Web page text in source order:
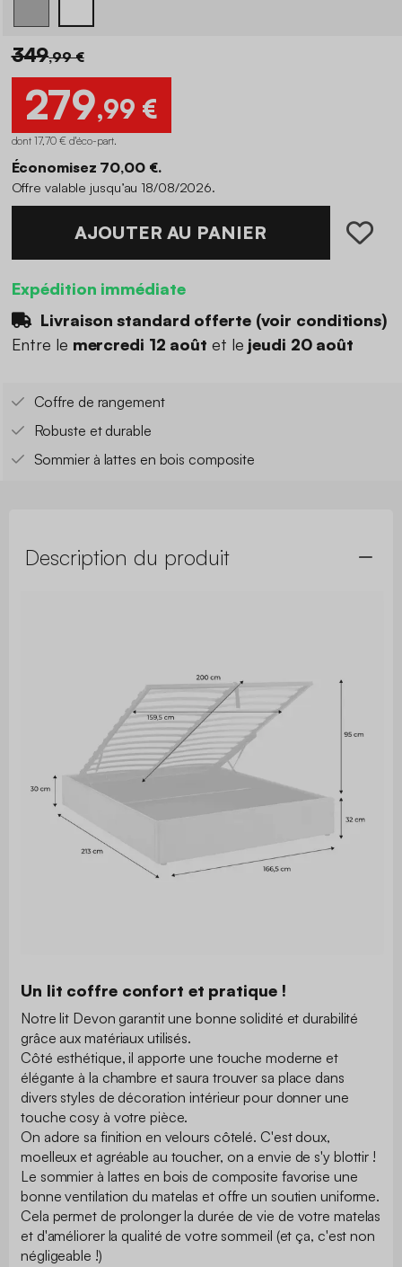
349,99 €
279,99 €
dont 17,70 € d'éco-part.
Économisez 70,00 €.
Offre valable jusqu’au 18/08/2026.
AJOUTER AU PANIER
Expédition immédiate
Livraison standard offerte (voir conditions)
Entre le mercredi 12 août et le jeudi 20 août
Coffre de rangement
Robuste et durable
Sommier à lattes en bois composite
Description du produit
Un lit coffre confort et pratique !
Notre lit Devon garantit une bonne solidité et durabilité
grâce aux matériaux utilisés.
Côté esthétique, il apporte une touche moderne et
élégante à la chambre et saura trouver sa place dans
divers styles de décoration intérieur pour donner une
touche cosy à votre pièce.
On adore sa finition en velours côtelé. C'est doux,
moelleux et agréable au toucher, on a envie de s'y blottir !
Le sommier à lattes en bois de composite favorise une
bonne ventilation du matelas et offre un soutien uniforme.
Cela permet de prolonger la durée de vie de votre matelas
et d'améliorer la qualité de votre sommeil (et ça, c'est non
négligeable !)